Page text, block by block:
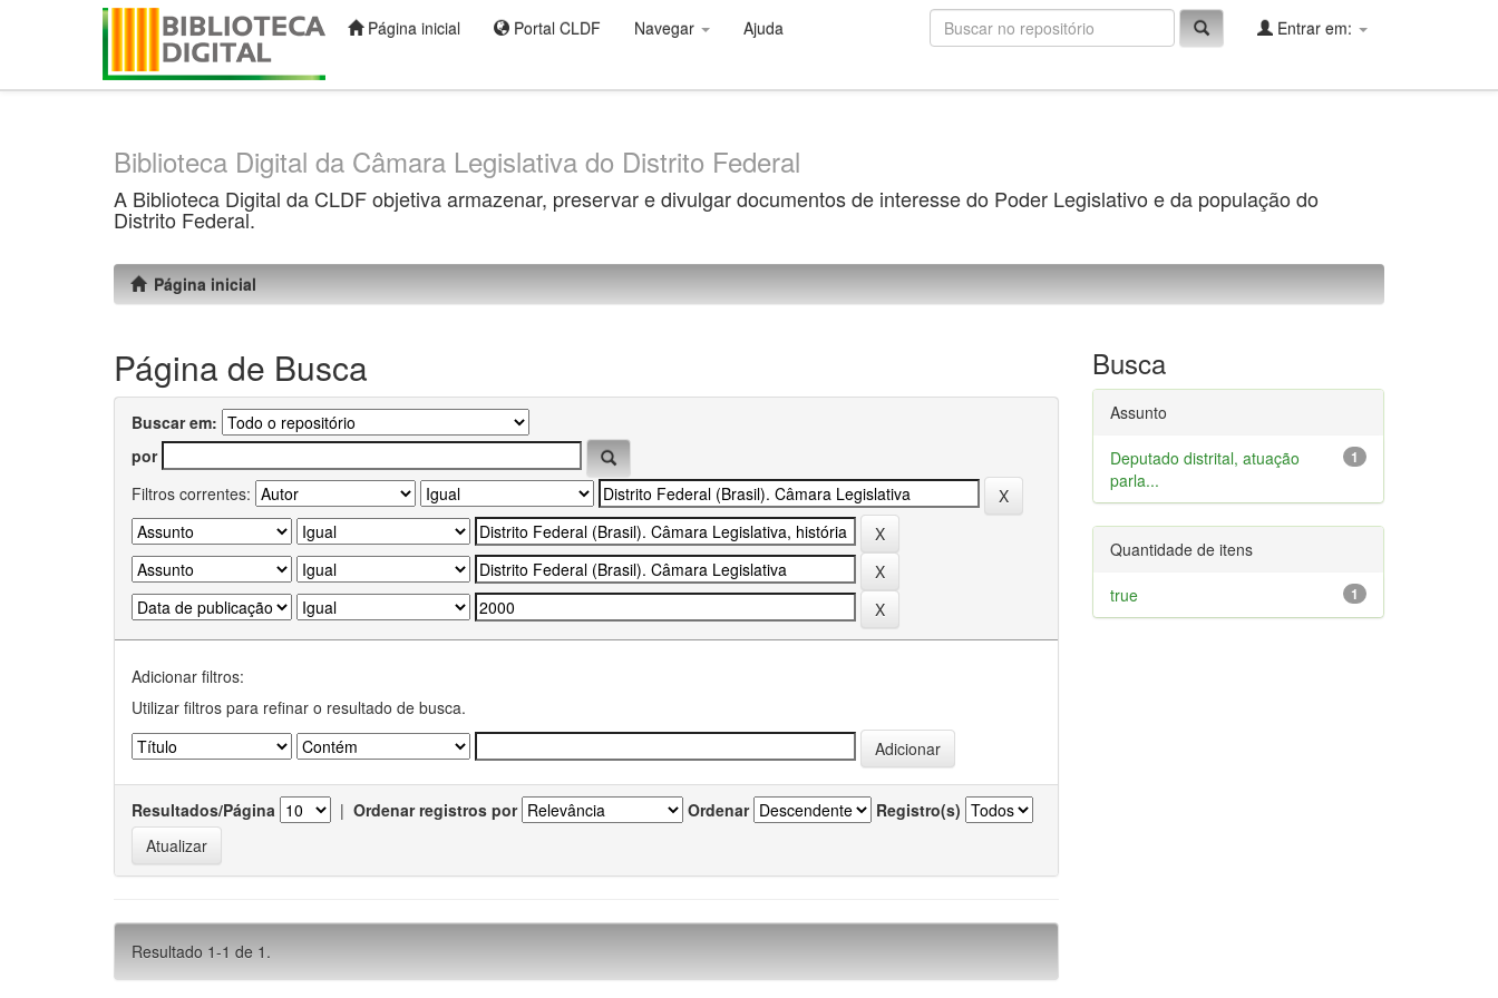
Página inicial Portal CLDF Navegar Ajuda Entrar em:
Biblioteca Digital da Câmara Legislativa do Distrito Federal
A Biblioteca Digital da CLDF objetiva armazenar, preservar e divulgar documentos de interesse do Poder Legislativo e da população do
Distrito Federal.
Página inicial
Página de Busca
Buscar em:
por
Filtros correntes:
Adicionar filtros:
Utilizar filtros para refinar o resultado de busca.
Resultados/Página | Ordenar registros por Ordenar Registro(s)
Resultado 1-1 de 1.
Busca
Assunto
1
Deputado distrital, atuação
parla...
Quantidade de itens
1
true